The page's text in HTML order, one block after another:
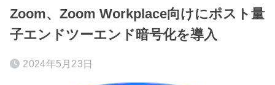
Zoom、Zoom Workplace向けにポスト量
子エンドツーエンド暗号化を導入
2024年5月23日